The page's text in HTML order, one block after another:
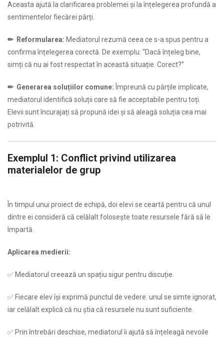
Aceasta ajută la clarificarea problemei și la înțelegerea profundă a
sentimentelor fiecărei părți.
✏ Reformularea: Mediatorul rezumă ceea ce s-a spus pentru a
confirma înțelegerea corectă. De exemplu: “Dacă înțeleg bine,
simți că nu ai fost respectat în această situație. Corect?”
✏ Generarea soluțiilor comune: Împreună cu părțile implicate,
mediatorul identifică soluții care să fie acceptabile pentru toți.
Elevii sunt încurajați să propună idei și să aleagă soluția cea mai
potrivită.
Exemplul 1: Conflict privind utilizarea
materialelor de grup
În timpul unui proiect de echipă, doi elevi se ceartă pentru că unul
dintre ei consideră că celălalt folosește toate resursele fără să le
împartă.
Aplicarea medierii:
✅ Mediatorul creează un spațiu sigur pentru discuție.
✅ Fiecare elev își exprimă punctul de vedere: unul se simte ignorat,
iar celălalt explică că nu știa că resursele nu sunt suficiente.
✅ Prin întrebări deschise, mediatorul îi ajută să înțeleagă nevoile